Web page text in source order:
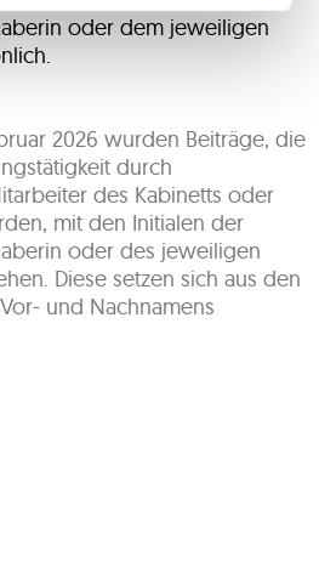
oder dem jeweiligen
2026 wurden Beiträge, die
durch
des Kabinetts oder
mit den Initialen der
oder des jeweiligen
Diese setzen sich aus den
und Nachnamens